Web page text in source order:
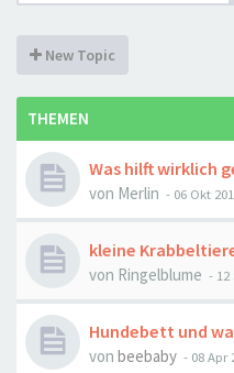
New Topic
THEMEN
Was hilft wirklich
von Merlin - 06 Okt
kleine
von Ringelblume - 12
Hundebett und
von beebaby - 08 Apr